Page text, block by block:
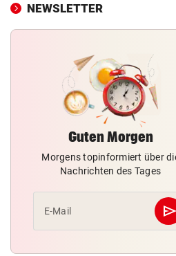
NEWSLETTER
Guten Morgen
Morgens topinformiert über
Nachrichten des Tages
E-Mail send